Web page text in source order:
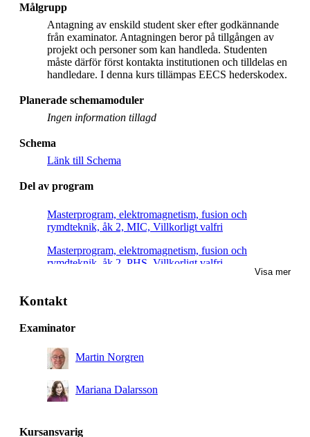
Målgrupp
Antagning av enskild student sker efter godkännande
från examinator. Antagningen beror på tillgången av
projekt och personer som kan handleda. Studenten
måste därför först kontakta institutionen och tilldelas en
handledare. I denna kurs tillämpas EECS hederskodex.
Planerade schemamoduler
Ingen information tillagd
Schema
Länk till Schema
Del av program
Masterprogram, elektromagnetism, fusion och
rymdteknik, åk 2, MIC, Villkorligt valfri
Masterprogram, elektromagnetism, fusion och
rymdteknik, åk 2, PHS, Villkorligt valfri
Visa mer
Kontakt
Examinator
Martin Norgren
Mariana Dalarsson
Kursansvarig